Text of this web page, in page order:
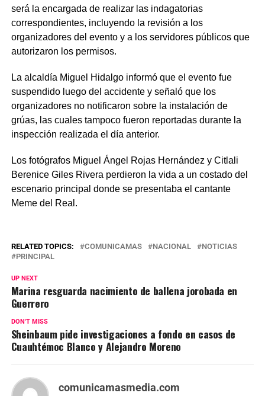
será la encargada de realizar las indagatorias
correspondientes, incluyendo la revisión a los
organizadores del evento y a los servidores públicos que
autorizaron los permisos.
La alcaldía Miguel Hidalgo informó que el evento fue
suspendido luego del accidente y señaló que los
organizadores no notificaron sobre la instalación de
grúas, las cuales tampoco fueron reportadas durante la
inspección realizada el día anterior.
Los fotógrafos Miguel Ángel Rojas Hernández y Citlali
Berenice Giles Rivera perdieron la vida a un costado del
escenario principal donde se presentaba el cantante
Meme del Real.
RELATED TOPICS: COMUNICAMAS NACIONAL
NOTICIAS
PRINCIPAL
UP NEXT
Marina resguarda nacimiento de ballena jorobada en
Guerrero
DON'T MISS
Sheinbaum pide investigaciones a fondo en casos de
Cuauhtémoc Blanco y Alejandro Moreno
comunicamasmedia.com